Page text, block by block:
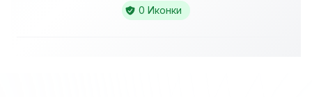
0 Иконки